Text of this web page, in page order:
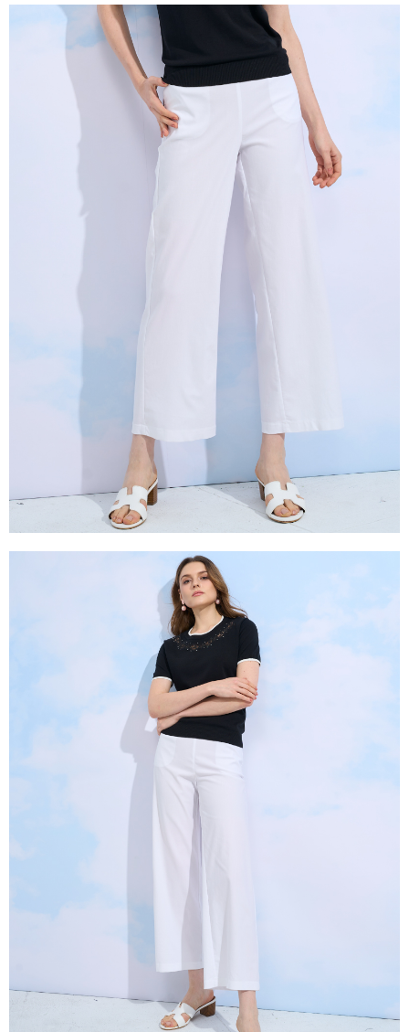
成交易。
3.實際核准額度、可分期數及費用金額請依後續交易確認頁面所載為準。
4.訂單成立30分鐘內，如未前往確認交易或遇審核未通過，訂單將自動取
消。如遇「轉專審核」未通過狀況，表示未達大哥付你分期系統評分，恕無
1.分期款項不併入電信帳單，「大哥付你分期」於每月結算日後寄送繳費提
2.透過簡訊連結打開帳單後，可選擇「超商條碼／台灣大直營門市／銀行轉
帳／街口支付／iPASS MONEY」等通路繳費。
1.本服務係由「台灣大哥大股份有限公司」（以下簡稱本公司）所提供，讓
用戶於交易時，得透過本服務購買商品或服務，並由商店將買賣／分期付款
買賣價金債權讓與本公司後，依約使用本公司帳單繳交帳款。
2.基於同意付款使用「大哥付你分期」之契約關係目的，商店將以您的個人
資料（包含姓名、電話或地址）提供予台灣大哥大進項蒐集、處理及利用，
3.完整用戶服務條款，請詳閱以下連結：
https://oppay.tw/userRule
AFTEE先享後付是「在收到商品之後才付款」的支付方式。 讓您購物簡單
１．簡單：不需註冊會員、不需綁卡、不需儲值。
２．便利：只要手機號碼，簡訊認證，即可結帳。
３．安心：先確認商品／服務後，再付款。
【「AFTEE先享後付」結帳流程】
１．於結帳方式選擇「AFTEE先享後付」後，將跳轉至「AFTEE先享後付」
結帳頁面，進行簡訊認證並確認金額後，即可完成結帳。
２．訂單成立數日內，您將收到繳費通知簡訊。
３．收到繳費通知簡訊後14天內，點擊此簡訊中的連結，可透過四大超商／
ATM／網路銀行／等多元方式進行付款，方視為交易完成。
※ 請注意：結帳手續完成當下不需立刻繳費，但若您需要取消訂單，請聯絡
購買商品的店家。未經商家同意取消之訂單仍視為有效，需透過AFTEE先享
※ 交易是否成功請以「AFTEE先享後付 」之結帳頁面顯示為準，若有關於
https://netprotections.freshdesk.com/support/home
「AFTEE先享後付」，若未經同意申辦者引起之損失，本公司不負相關責
４．使用「AFTEE先享後付」時，將依據個別帳號之用戶狀況，依本公司即
時審查核予不同之上限額度；若仍有額度不足之情形，本公司將視審查結果
請求用戶進行身份認證。
５．嚴禁一人註冊多個帳號或使用他人資訊註冊。若發現惡意使用之情形，
ATM付款
全家取貨付款
每筆NT$120，滿NT$2,000(含以上)免運費
每筆NT$120，滿NT$2,000(含以上)免運費
每筆NT$120，滿NT$2,000(含以上)免運費